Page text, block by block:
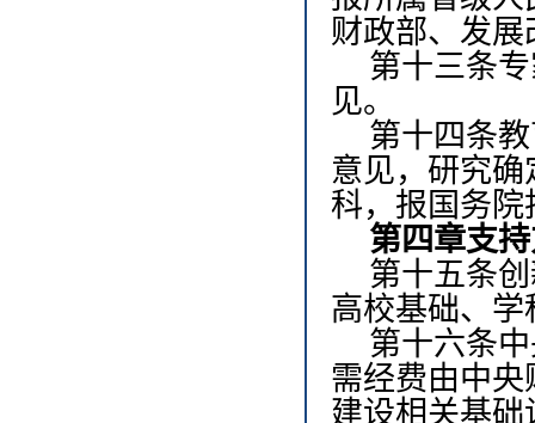
财政部、发展
第十三条
见。
第十四条
意见，研究
科，报国务院
第四章支
第十五条
高校基础、
第十六条
需经费由中
建设相关基